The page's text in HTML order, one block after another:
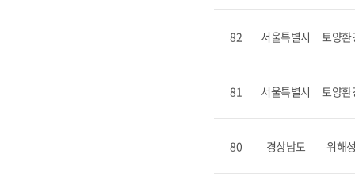
82 서울특별시 토양환
81 서울특별시 토양환
80 경상남도 위해